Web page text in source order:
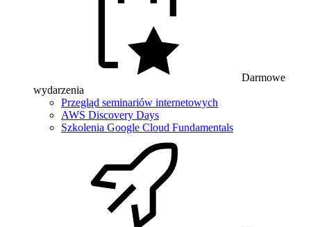
Darmowe
wydarzenia
Przegląd seminariów internetowych
AWS Discovery Days
Szkolenia Google Cloud Fundamentals